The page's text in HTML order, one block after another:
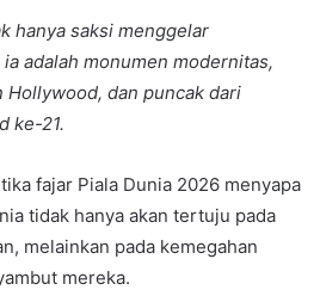
hanya saksi menggelar
adalah monumen modernitas,
Hollywood, dan puncak dari
ke-21.
fajar Piala Dunia 2026 menyapa
tidak hanya akan tertuju pada
melainkan pada kemegahan
mereka.